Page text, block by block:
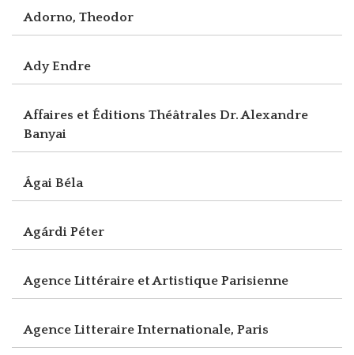
Adorno, Theodor
Ady Endre
Affaires et Éditions Théâtrales Dr. Alexandre
Banyai
Ágai Béla
Agárdi Péter
Agence Littéraire et Artistique Parisienne
Agence Litteraire Internationale, Paris